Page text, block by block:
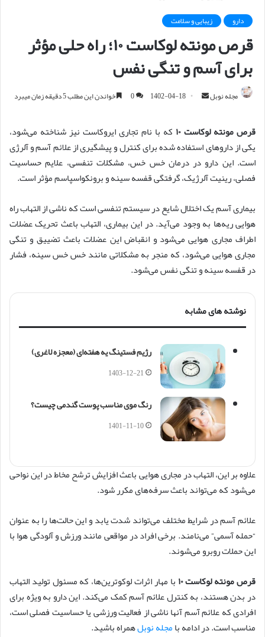
دارو زیبایی و سلامت
قرص مونته لوکاست ۱۰؛ راه حلی مؤثر
برای آسم و تنگی نفس
مجله نوبل
ا
ل
ا
ی
ی
ل
1402-04-18
0 خواندن این مطلب 5 دقیقه زمان میبرد
قرص مونته لوکاست ۱۰
که با نام تجاری ایروکاست نیز شناخته می‌شود،
یکی از داروهای استفاده شده برای کنترل و پیشگیری از علائم آسم و آلرژی
است. این دارو در درمان خس خس، مشکلات تنفسی، علایم حساسیت
فصلی، رینیت آلرژیک، گرفتگی قفسه سینه و برونکواسپاسم مؤثر است.
بیماری آسم یک اختلال شایع در سیستم تنفسی است که ناشی از التهاب راه
هوایی ریه‌ها به وجود می‌آید. در این بیماری، التهاب باعث تحریک عضلات
اطراف مجاری هوایی می‌شود و انقباض این عضلات باعث تضییق و تنگی
مجاری هوایی می‌شود، که منجر به مشکلاتی مانند خس خس سینه، فشار
در قفسه سینه و تنگی نفس می‌شود.
نوشته های مشابه
رژیم فستینگ یه هفته‌ای (معجزه لاغری)
1403-12-21
رنگ موی مناسب پوست گندمی چیست؟
1401-11-10
علاوه بر این، التهاب در مجاری هوایی باعث افزایش ترشح مخاط در این نواحی
می‌شود که می‌تواند باعث سرفه‌های مکرر شود.
علائم آسم در شرایط مختلف می‌تواند شدت یابد و این حالت‌ها را به عنوان
“حمله آسمی” می‌نامند. برخی افراد در مواقعی مانند ورزش و آلودگی هوا با
این حملات روبرو می‌شوند.
قرص مونته لوکاست ۱۰ با مهار اثرات لوکوترین‌ها، که مسئول تولید التهاب
در بدن هستند، به کنترل علائم آسم کمک می‌کند. این دارو به ویژه برای
افرادی که علائم آسم آنها ناشی از فعالیت ورزشی یا حساسیت فصلی است،
مناسب است. در ادامه بامجله نوبلهمراه باشید.